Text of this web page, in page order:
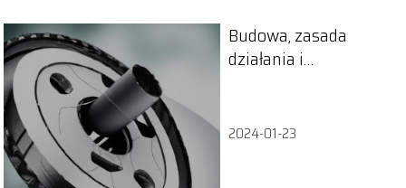
Budowa, zasada
działania i
2024-01-23